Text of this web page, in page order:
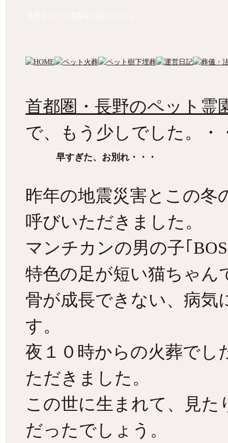
首都圏・長野のペット霊
で、もう少しでした。・
早すぎた、お別れ・・・
昨年の地震災害とこの冬
呼びいただきました。
マンチカンの男の子｢
特色の足が短い猫ちゃん
骨が成長できない、病
す。
夜１０時からの火葬でし
ただきました。
この世に生まれて、見
だったでしょう。